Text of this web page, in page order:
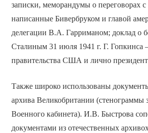
записки, меморандумы о переговорах
написанные Бивербруком и главой
делегации В.А. Гарриманом; доклад о
Сталиным 31 июля 1941 г. Г. Гопкинса
правительства США и лично
Также широко использованы
архива Великобритании (стенограммы
Военного кабинета). И.В. Быстрова
документами из отечественных